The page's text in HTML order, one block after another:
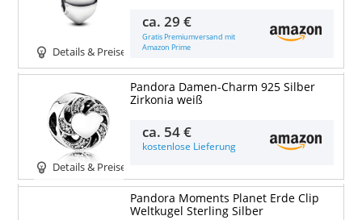
Details & Preise
ca.29 €
Gratis Premiumversand mit
Amazon Prime
Details & Preise
Pandora Damen-Charm 925 Silber
Zirkonia weiß
ca. 54 €
kostenlose Lieferung
Pandora Moments Planet Erde Clip
Weltkugel Sterling Silber